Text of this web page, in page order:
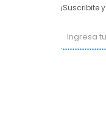
¡Suscribite